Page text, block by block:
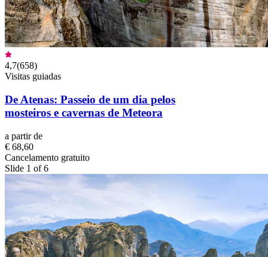
4,7(658)
Visitas guiadas
De Atenas: Passeio de um dia pelos
mosteiros e cavernas de Meteora
a partir de
€ 68,60
Cancelamento gratuito
Slide 1 of 6